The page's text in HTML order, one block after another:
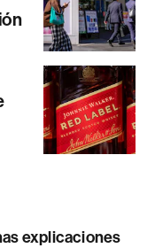
explicaciones